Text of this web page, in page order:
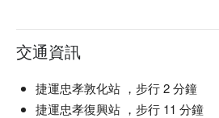
交通資訊
捷運忠孝敦化站 ，步行 2 分鐘
捷運忠孝復興站 ，步行 11 分鐘